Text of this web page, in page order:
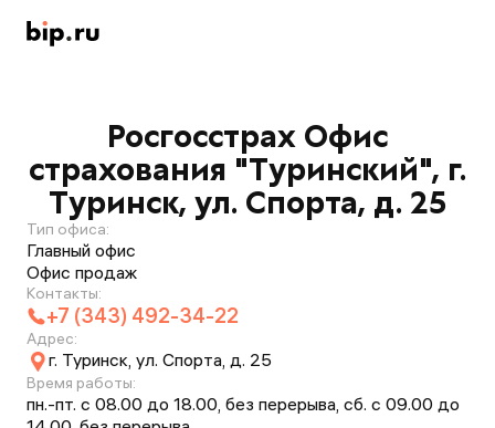
Росгосстрах Офис
страхования "Туринский", г.
Туринск, ул. Спорта, д. 25
Тип офиса:
Главный офис
Офис продаж
Контакты:
+7 (343) 492-34-22
Адрес:
г. Туринск, ул. Спорта, д. 25
Время работы:
пн.-пт. с 08.00 до 18.00, без перерыва, сб. с 09.00 до